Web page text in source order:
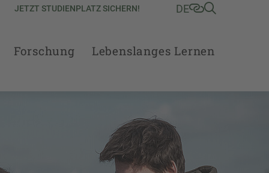
JETZT STUDIENPLATZ SICHERN! DE
Forschung Lebenslanges Lernen